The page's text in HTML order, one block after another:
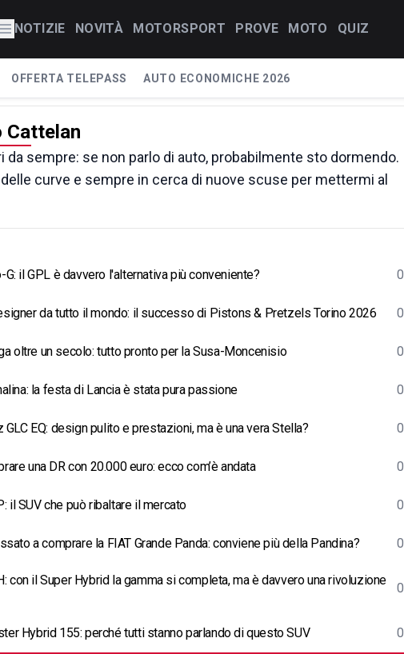
NOTIZIE NOVITÀ MOTORSPORT PROVE MOTO QUIZ
OFFERTA TELEPASS AUTO ECONOMICHE 2026
Cattelan
da sempre: se non parlo di auto, probabilmente sto dormendo.
curve e sempre in cerca di nuove scuse per mettermi al
il GPL è davvero l'alternativa più conveniente? 0
da tutto il mondo: il successo di Pistons & Pretzels Torino 2026 0
oltre un secolo: tutto pronto per la Susa-Moncenisio 0
la festa di Lancia è stata pura passione 0
EQ: design pulito e prestazioni, ma è una vera Stella? 0
una DR con 20.000 euro: ecco com’è andata 0
il SUV che può ribaltare il mercato 0
a comprare la FIAT Grande Panda: conviene più della Pandina? 0
con il Super Hybrid la gamma si completa, ma è davvero una rivoluzione
0
Hybrid 155: perché tutti stanno parlando di questo SUV 0